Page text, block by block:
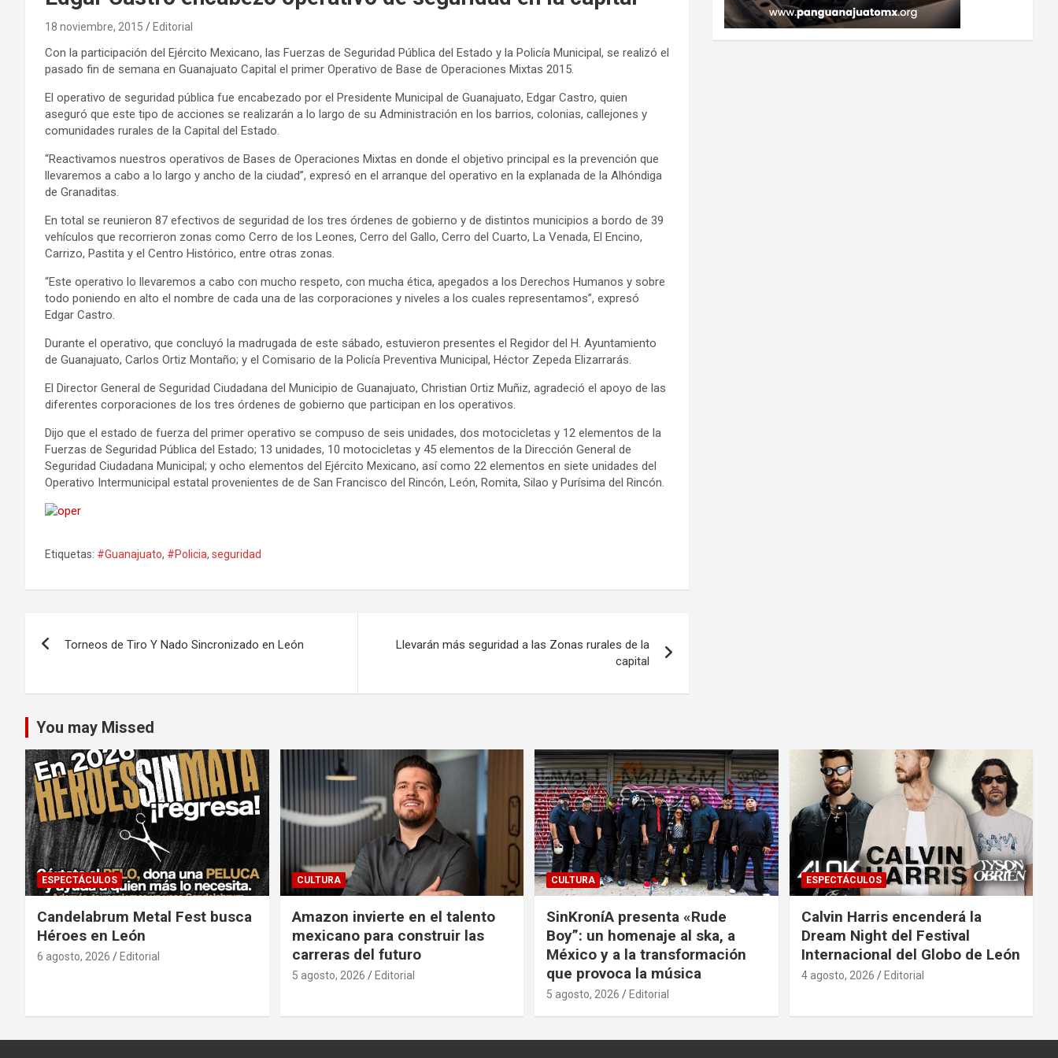
18 noviembre, 2015 Editorial
Con la participación del Ejército Mexicano, las Fuerzas de Seguridad Pública del Estado y la Policía Municipal, se realizó el
pasado fin de semana en Guanajuato Capital el primer Operativo de Base de Operaciones Mixtas 2015.
El operativo de seguridad pública fue encabezado por el Presidente Municipal de Guanajuato, Edgar Castro, quien
aseguró que este tipo de acciones se realizarán a lo largo de su Administración en los barrios, colonias, callejones y
comunidades rurales de la Capital del Estado.
“Reactivamos nuestros operativos de Bases de Operaciones Mixtas en donde el objetivo principal es la prevención que
llevaremos a cabo a lo largo y ancho de la ciudad”, expresó en el arranque del operativo en la explanada de la Alhóndiga
de Granaditas.
En total se reunieron 87 efectivos de seguridad de los tres órdenes de gobierno y de distintos municipios a bordo de 39
vehículos que recorrieron zonas como Cerro de los Leones, Cerro del Gallo, Cerro del Cuarto, La Venada, El Encino,
Carrizo, Pastita y el Centro Histórico, entre otras zonas.
“Este operativo lo llevaremos a cabo con mucho respeto, con mucha ética, apegados a los Derechos Humanos y sobre
todo poniendo en alto el nombre de cada una de las corporaciones y niveles a los cuales representamos”, expresó
Edgar Castro.
Durante el operativo, que concluyó la madrugada de este sábado, estuvieron presentes el Regidor del H. Ayuntamiento
de Guanajuato, Carlos Ortiz Montaño; y el Comisario de la Policía Preventiva Municipal, Héctor Zepeda Elizarrarás.
El Director General de Seguridad Ciudadana del Municipio de Guanajuato, Christian Ortiz Muñiz, agradeció el apoyo de las
diferentes corporaciones de los tres órdenes de gobierno que participan en los operativos.
Dijo que el estado de fuerza del primer operativo se compuso de seis unidades, dos motocicletas y 12 elementos de la
Fuerzas de Seguridad Pública del Estado; 13 unidades, 10 motocicletas y 45 elementos de la Dirección General de
Seguridad Ciudadana Municipal; y ocho elementos del Ejército Mexicano, así como 22 elementos en siete unidades del
Operativo Intermunicipal estatal provenientes de de San Francisco del Rincón, León, Romita, Silao y Purísima del Rincón.
Etiquetas: #Guanajuato, #Policia, seguridad
entradas
Torneos de Tiro Y Nado Sincronizado en León
Llevarán más seguridad a las Zonas rurales de la
capital
You may Missed
ESPECTÁCULOS
Candelabrum Metal Fest busca
Héroes en León
6 agosto, 2026 Editorial
CULTURA
Amazon invierte en el talento
mexicano para construir las
carreras del futuro
5 agosto, 2026 Editorial
CULTURA
SinKroníA presenta «Rude
Boy”: un homenaje al ska, a
México y a la transformación
que provoca la música
5 agosto, 2026 Editorial
ESPECTÁCULOS
Calvin Harris encenderá la
Dream Night del Festival
Internacional del Globo de León
4 agosto, 2026 Editorial